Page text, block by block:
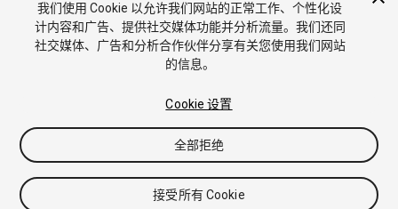
教程
社区答案 知识库 论坛 Asset Store
商标和使用条款
法律条款
隐私政策 Cookie
不要出售或分享我的个人信息
Cookie 偏好
我们使用 Cookie 以允许我们网站的正常工作、个性化设
计内容和广告、提供社交媒体功能并分析流量。我们还同
社交媒体、广告和分析合作伙伴分享有关您使用我们网站
的信息。
Cookie 设置
全部拒绝
接受所有 Cookie